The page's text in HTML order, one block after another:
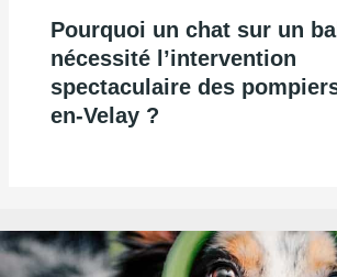
Pourquoi un chat sur un
nécessité l’intervention
spectaculaire des
en-Velay ?